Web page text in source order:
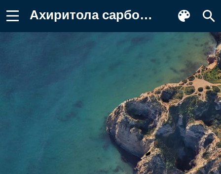
Ахиритола сарбоджанин дурготсаб Обои для телефона